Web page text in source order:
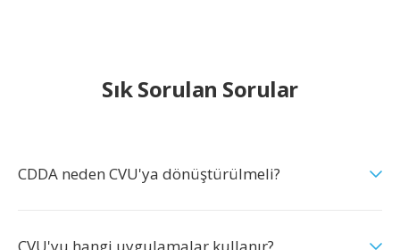
Sık Sorulan Sorular
CDDA neden CVU'ya dönüştürülmeli?